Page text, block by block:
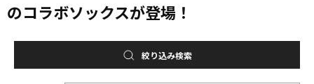
のコラボソックスが登場！
絞り込み検索